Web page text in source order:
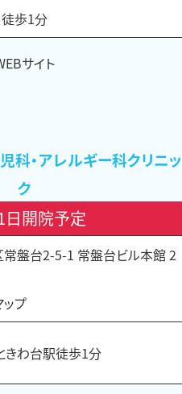
歩1分
サイト
科・アレルギー科クリニッ
ク
日開院予定
盤台2-5-1 常盤台ビル本館 2
プ
きわ台駅徒歩1分